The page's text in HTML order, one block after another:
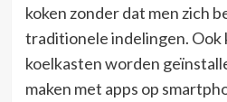
koken zonder dat men zich
traditionele indelingen. Ook
koelkasten worden
maken met apps op